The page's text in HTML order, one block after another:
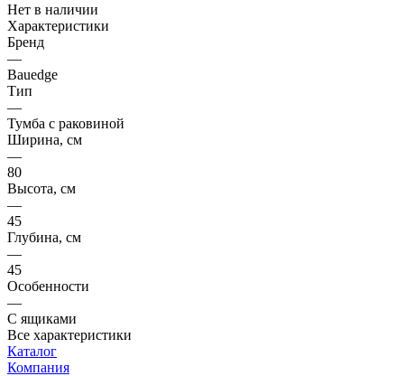
Нет в наличии
Характеристики
Бренд
—
Bauedge
Тип
—
Тумба с раковиной
Ширина, см
—
80
Высота, см
—
45
Глубина, см
—
45
Особенности
—
С ящиками
Все характеристики
Каталог
Компания